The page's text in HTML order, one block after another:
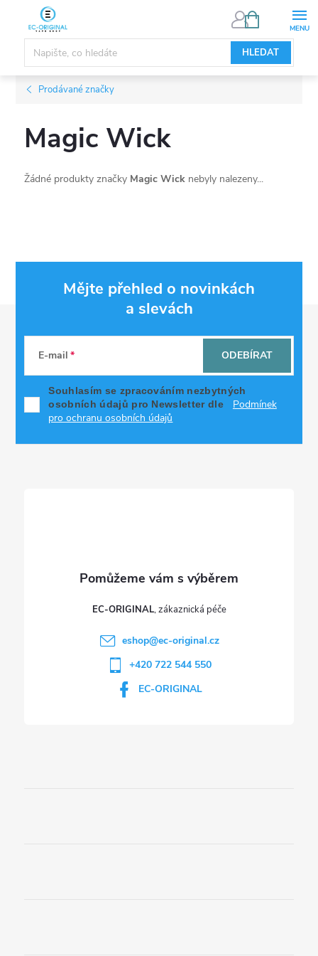
obsah
HLEDAT
NÁKUPNÍ
Prodávané značky
Magic Wick
Žádné produkty značky Magic Wick nebyly nalezeny...
Mějte přehled o novinkách
a slevách
E-mail
Souhlasím se zpracováním nezbytných
osobních údajů pro Newsletter dle
Podmínek
pro ochranu osobních údajů
ODEBÍRAT
EC-ORIGINAL
eshop@ec-original.cz
+420 722 544 550
EC-ORIGINAL